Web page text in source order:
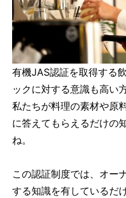
有機JAS認証を取得する
ックに対する意識も高い
私たちが料理の素材や原
に答えてもらえるだけの
ね。
この認証制度では、オー
する知識を有しているだ